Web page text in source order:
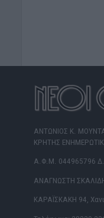
ΑΝΤΩΝΙΟΣ Κ.
ΚΡΗΤΗΣ
Α.Φ.Μ. 044965796
ΑΝΑΓΝΩΣΤΗ
ΚΑΡΑΪΣΚΑΚΗ 94,